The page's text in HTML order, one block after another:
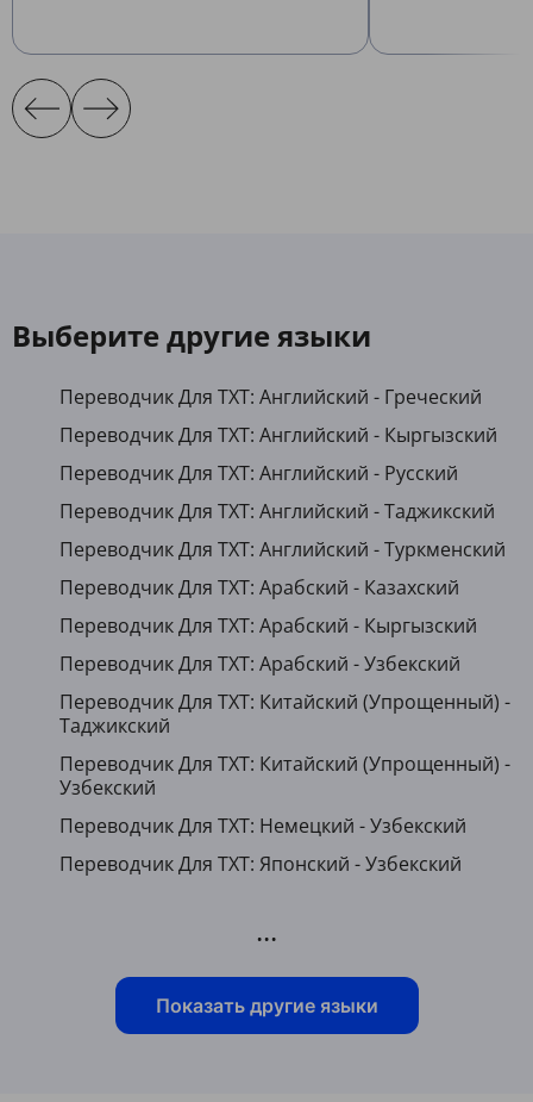
Выберите другие языки
Переводчик Для TXT: Английский - Греческий
Переводчик Для TXT: Английский - Кыргызский
Переводчик Для TXT: Английский - Русский
Переводчик Для TXT: Английский - Таджикский
Переводчик Для TXT: Английский - Туркменский
Переводчик Для TXT: Арабский - Казахский
Переводчик Для TXT: Арабский - Кыргызский
Переводчик Для TXT: Арабский - Узбекский
Переводчик Для TXT: Китайский (Упрощенный) -
Таджикский
Переводчик Для TXT: Китайский (Упрощенный) -
Узбекский
Переводчик Для TXT: Немецкий - Узбекский
Переводчик Для TXT: Японский - Узбекский
...
Показать другие языки